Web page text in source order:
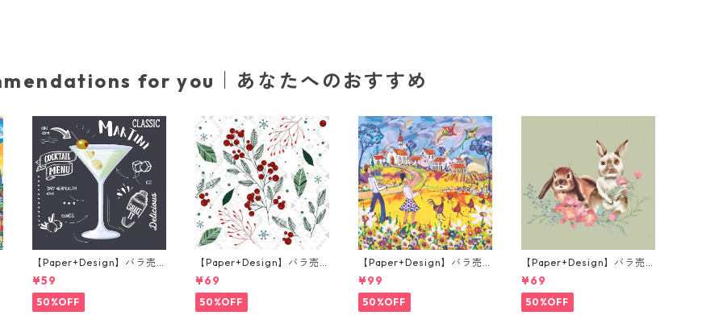
for you｜あなたへのおすすめ
【Paper+Design】バラ売
り2枚 カクテルサイズ ペー
パーナプキン Martini ブラ
ック
¥59
50%OFF
【Paper+Design】バラ売
り2枚 ランチサイズ ペーパ
ーナプキン Festive florals
ホワイト
¥69
50%OFF
【Paper+Design】バラ売
り2枚 ランチサイズ ペーパ
ーナプキン Portchie Art Bo
y and Girl flying Kites イ
エロー
¥99
50%OFF
【Paper+Design】バラ売
り2枚 ランチサイズ ペーパ
ーナプキン Misty Easter グ
リーン
¥69
50%OFF